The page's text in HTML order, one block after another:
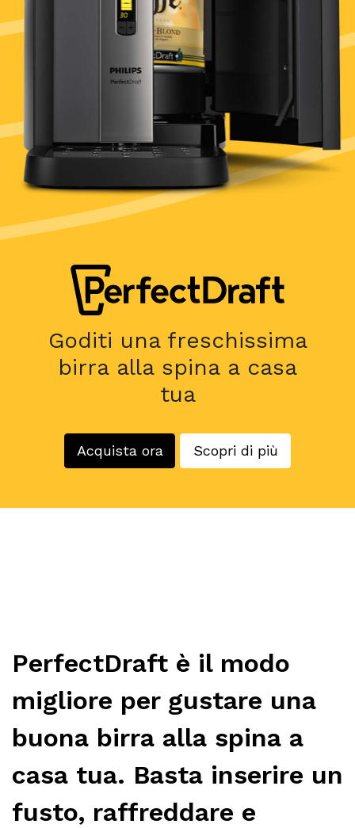
Goditi una freschissima
birra alla spina a casa
tua
Acquista ora Scopri di più
PerfectDraft è il modo
migliore per gustare una
buona birra alla spina a
casa tua. Basta inserire un
fusto, raffreddare e